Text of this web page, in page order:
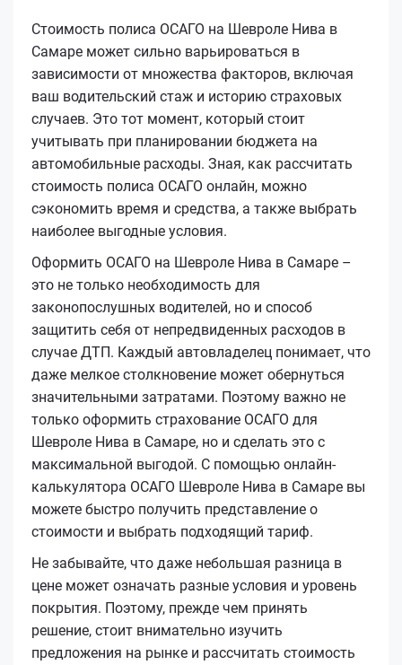
Стоимость полиса ОСАГО на Шевроле Нива в
Самаре может сильно варьироваться в
зависимости от множества факторов, включая
ваш водительский стаж и историю страховых
случаев. Это тот момент, который стоит
учитывать при планировании бюджета на
автомобильные расходы. Зная, как рассчитать
стоимость полиса ОСАГО онлайн, можно
сэкономить время и средства, а также выбрать
наиболее выгодные условия.
Оформить ОСАГО на Шевроле Нива в Самаре –
это не только необходимость для
законопослушных водителей, но и способ
защитить себя от непредвиденных расходов в
случае ДТП. Каждый автовладелец понимает, что
даже мелкое столкновение может обернуться
значительными затратами. Поэтому важно не
только оформить страхование ОСАГО для
Шевроле Нива в Самаре, но и сделать это с
максимальной выгодой. С помощью онлайн-
калькулятора ОСАГО Шевроле Нива в Самаре вы
можете быстро получить представление о
стоимости и выбрать подходящий тариф.
Не забывайте, что даже небольшая разница в
цене может означать разные условия и уровень
покрытия. Поэтому, прежде чем принять
решение, стоит внимательно изучить
предложения на рынке и рассчитать стоимость